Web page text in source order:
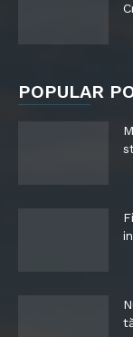
POPULAR